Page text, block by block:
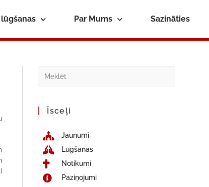
Par Mums Sazināties
Īsceļi
Jaunumi
Lūgšanas
Notikumi
Paziņojumi